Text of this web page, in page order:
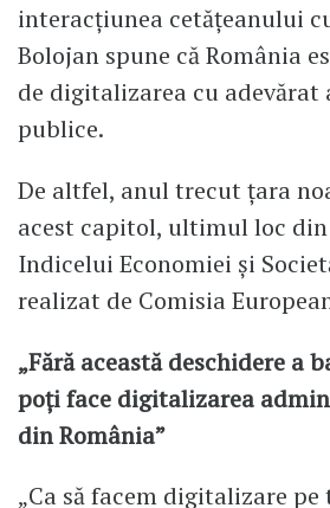
interacțiunea cetățeanului
Bolojan spune că România
de digitalizarea cu
publice.
De altfel, anul trecut țara
acest capitol, ultimul loc din
Indicelui Economiei și
realizat de Comisia
„Fără această deschidere a
poți face digitalizarea
din România”
„Ca să facem digitalizare